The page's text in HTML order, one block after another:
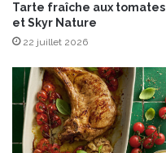
o
n
S
e
Tarte fraîche aux tomates
et Skyr Nature
22 juillet 2026